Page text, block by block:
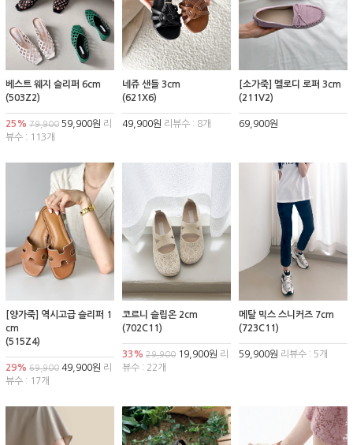
베스트 웨지 슬리퍼 6cm
(503Z2)
25% 79,900 59,900원 리
뷰수 : 113개
네쥬 샌들 3cm
(621X6)
49,900원 리뷰수 : 8개
[소가죽] 멜로디 로퍼 3cm
(211V2)
69,900원
[양가죽] 역시고급 슬리퍼 1
cm
(515Z4)
29% 69,900 49,900원 리
뷰수 : 17개
코르니 슬립온 2cm
(702C11)
33% 29,90019,900원 리
뷰수 : 22개
메탈 믹스 스니커즈 7cm
(723C11)
59,900원 리뷰수 : 5개